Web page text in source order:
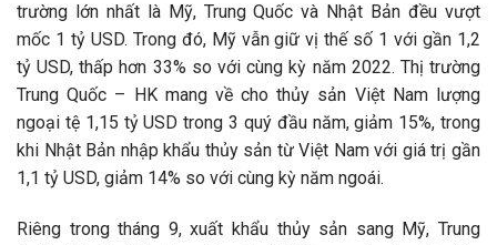
trường lớn nhất là Mỹ, Trung Quốc và Nhật Bản đều vượt
mốc 1 tỷ USD. Trong đó, Mỹ vẫn giữ vị thế số 1 với gần 1,2
tỷ USD, thấp hơn 33% so với cùng kỳ năm 2022. Thị trường
Trung Quốc – HK mang về cho thủy sản Việt Nam lượng
ngoại tệ 1,15 tỷ USD trong 3 quý đầu năm, giảm 15%, trong
khi Nhật Bản nhập khẩu thủy sản từ Việt Nam với giá trị gần
1,1 tỷ USD, giảm 14% so với cùng kỳ năm ngoái.
Riêng trong tháng 9, xuất khẩu thủy sản sang Mỹ, Trung